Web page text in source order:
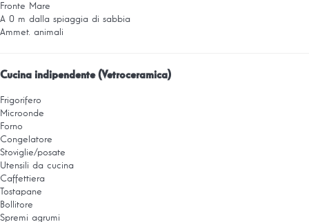
Fronte Mare
A 0 m dalla spiaggia di sabbia
Ammet. animali
Cucina indipendente (Vetroceramica)
Frigorifero
Microonde
Forno
Congelatore
Stoviglie/posate
Utensili da cucina
Caffettiera
Tostapane
Bollitore
Spremi agrumi